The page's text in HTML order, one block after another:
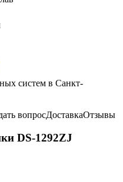
систем в Санкт-
вопросДоставкаОтзывы
DS-1292ZJ